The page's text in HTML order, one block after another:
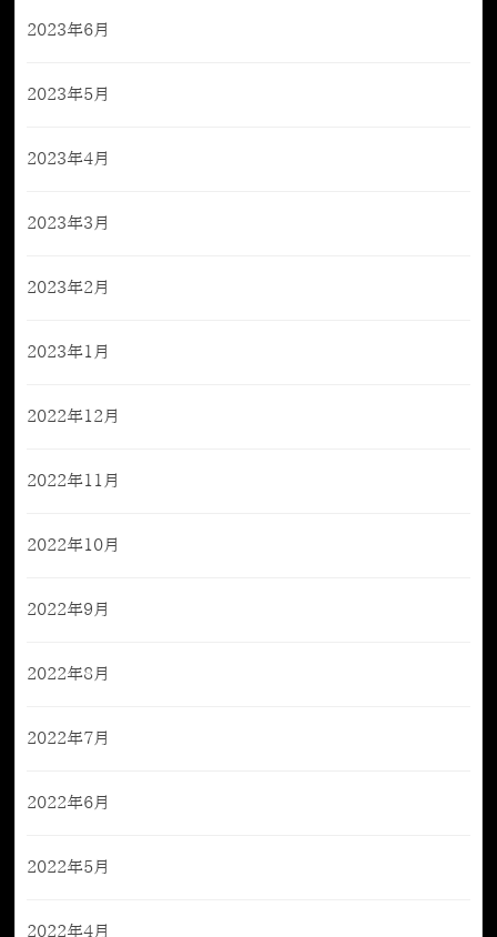
2023年6月
2023年5月
2023年4月
2023年3月
2023年2月
2023年1月
2022年12月
2022年11月
2022年10月
2022年9月
2022年8月
2022年7月
2022年6月
2022年5月
2022年4月